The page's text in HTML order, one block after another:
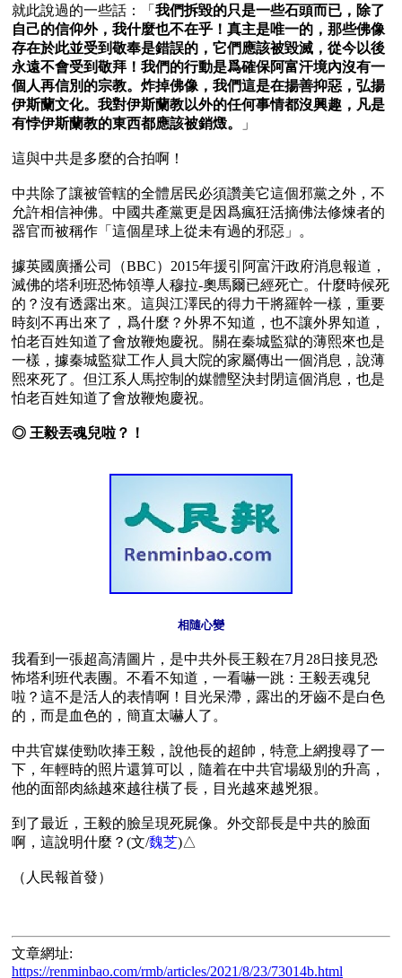
就此說過的一些話：「 我們拆毀的只是一些石頭而已，除了
自己的信仰外，我什麼也不在乎！真主是唯一的，那些佛像
存在於此並受到敬奉是錯誤的，它們應該被毀滅，從今以後
永遠不會受到敬拜！我們的行動是爲確保阿富汗境內沒有一
個人再信別的宗教。炸掉佛像，我們這是在揚善抑惡，弘揚
伊斯蘭文化。我對伊斯蘭教以外的任何事情都沒興趣，凡是
有悖伊斯蘭教的東西都應該被銷燬。
」
這與中共是多麼的合拍啊！
中共除了讓被管轄的全體居民必須讚美它這個邪黨之外，不
允許相信神佛。中國共產黨更是因爲瘋狂活摘佛法修煉者的
器官而被稱作「這個星球上從未有過的邪惡」。
據英國廣播公司（BBC）2015年援引阿富汗政府消息報道，
滅佛的塔利班恐怖領導人穆拉-奧馬爾已經死亡。什麼時候死
的？沒有透露出來。這與江澤民的得力干將羅幹一樣，重要
時刻不再出來了，爲什麼？外界不知道，也不讓外界知道，
怕老百姓知道了會放鞭炮慶祝。關在秦城監獄的薄熙來也是
一樣，據秦城監獄工作人員大院的家屬傳出一個消息，說薄
熙來死了。但江系人馬控制的媒體堅決封閉這個消息，也是
怕老百姓知道了會放鞭炮慶祝。
◎ 王毅丟魂兒啦？！
相隨心變
我看到一張超高清圖片，是中共外長王毅在7月28日接見恐
怖塔利班代表團。不看不知道，一看嚇一跳：王毅丟魂兒
啦？這不是活人的表情啊！目光呆滯，露出的牙齒不是白色
的，而是血色的，簡直太嚇人了。
中共官媒使勁吹捧王毅，說他長的超帥，特意上網搜尋了一
下，年輕時的照片還算可以，隨着在中共官場級別的升高，
他的面部肉絲越來越往橫了長，目光越來越兇狠。
到了最近，王毅的臉呈現死屍像。外交部長是中共的臉面
啊，這說明什麼？(文/魏芝)△
文章網址:
https://renminbao.com/rmb/articles/2021/8/23/73014b.html